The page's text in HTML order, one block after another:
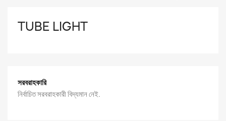
TUBE LIGHT
সরবরাহকারি
নির্বাচিত সরবরাহকারী বিদ্যমান নেই.